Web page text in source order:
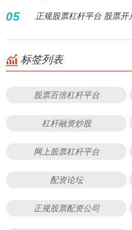
05 正规股票杠杆平台 股票开
标签列表
股票百倍杠杆平台
杠杆融资炒股
网上股票杠杆平台
配资论坛
正规股票配资公司